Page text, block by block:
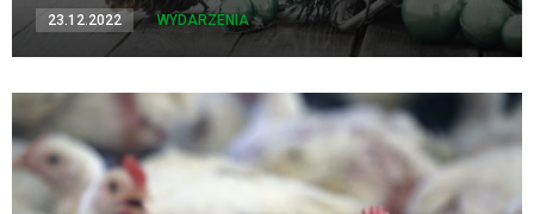
23.12.2022 WYDARZENIA